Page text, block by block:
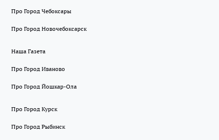
Про Город Чебоксары
Про Город Новочебоксарск
Наша Газета
Про Город Иваново
Про Город Йошкар-Ола
Про Город Курск
Про Город Рыбинск